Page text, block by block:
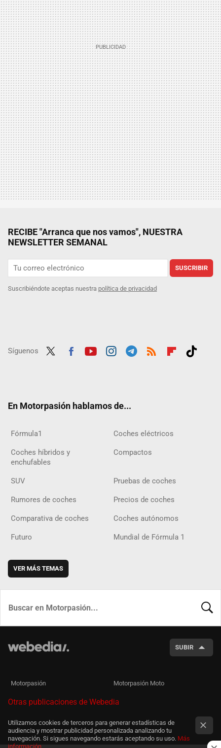
RECIBE "Arranca que nos vamos", NUESTRA
NEWSLETTER SEMANAL
SUSCRIBIR
Suscribiéndote aceptas nuestra política de privacidad
Síguenos
En Motorpasión hablamos de...
Fórmula1 Coches eléctricos
Coches híbridos y
enchufables
Compactos
SUV Pruebas de coches
Rumores de coches Precios de coches
Comparativa de coches Coches autónomos
Futuro Mundial de Fórmula 1
VER MÁS TEMAS
SUBIR
Motorpasión Motorpasión Moto
Otras publicaciones de Webedia
Utilizamos cookies de terceros para generar estadísticas de
audiencia y mostrar publicidad personalizada analizando tu
navegación. Si sigues navegando estarás aceptando su uso. Más
información